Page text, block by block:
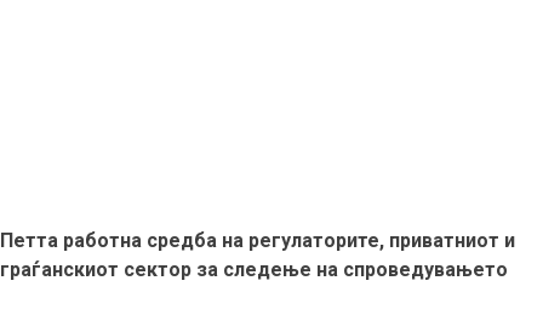
Петта работна средба на регулаторите, приватниот и
граѓанскиот сектор за следење на спроведувањето